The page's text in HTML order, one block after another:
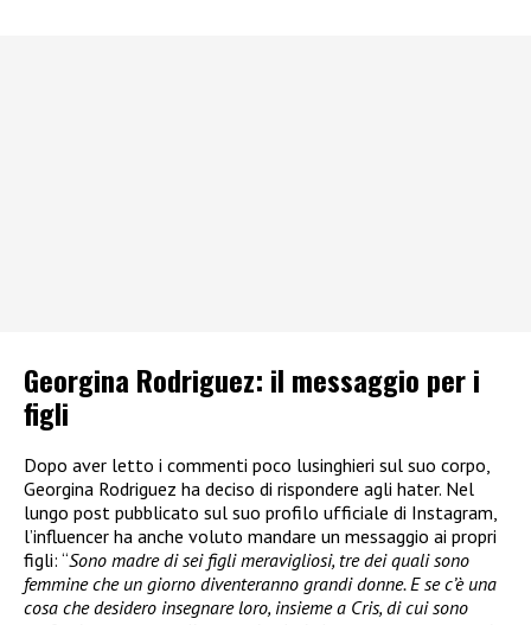
Georgina Rodriguez: il messaggio per i
figli
Dopo aver letto i commenti poco lusinghieri sul suo corpo,
Georgina Rodriguez ha deciso di rispondere agli hater. Nel
lungo post pubblicato sul suo profilo ufficiale di Instagram,
l’influencer ha anche voluto mandare un messaggio ai propri
figli: “Sono madre di sei figli meravigliosi, tre dei quali sono
femmine che un giorno diventeranno grandi donne. E se c’è una
cosa che desidero insegnare loro, insieme a Cris, di cui sono